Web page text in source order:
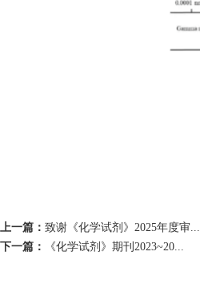
上一篇： 致谢《化学试剂》2025年度审...
下一篇：
《化学试剂》期刊2023~20...